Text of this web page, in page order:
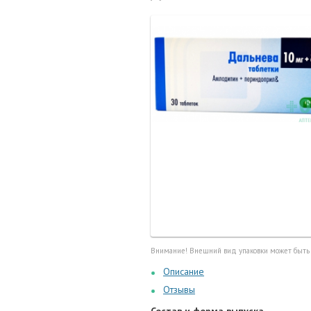
Мед.
Очки
Перчатки,
Тесты,
Шприцы,
Внимание! Внешний вид упаковки может
Описание
Отзывы